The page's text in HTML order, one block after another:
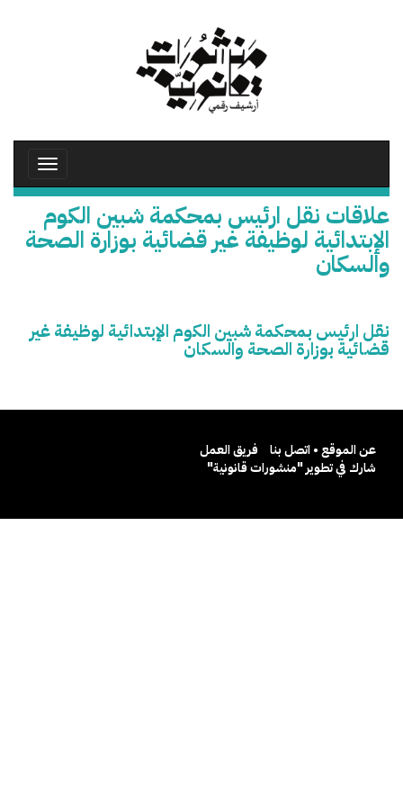
Toggle
علاقات نقل ارئيس بمحكمة شبين الكوم
الإبتدائية لوظيفة غير قضائية بوزارة الصحة
والسكان
نقل ارئيس بمحكمة شبين الكوم الإبتدائية لوظيفة غير
قضائية بوزارة الصحة والسكان
عن الموقع • اتصل بنا
فريق العمل
شارك في تطوير "منشورات قانونية"